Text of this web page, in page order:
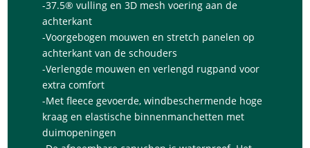
-37.5® vulling en 3D mesh voering aan de
achterkant
-Voorgebogen mouwen en stretch panelen op
achterkant van de schouders
-Verlengde mouwen en verlengd rugpand voor
extra comfort
-Met fleece gevoerde, windbeschermende hoge
kraag en elastische binnenmanchetten met
duimopeningen